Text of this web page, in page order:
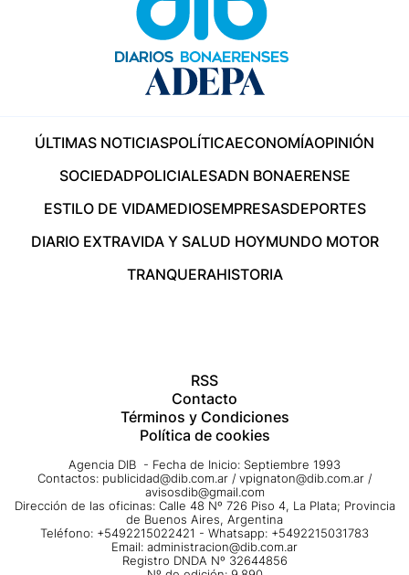
ÚLTIMAS NOTICIASPOLÍTICAECONOMÍAOPINIÓN
SOCIEDADPOLICIALESADN BONAERENSE
ESTILO DE VIDAMEDIOSEMPRESASDEPORTES
DIARIO EXTRAVIDA Y SALUD HOYMUNDO MOTOR
TRANQUERAHISTORIA
RSS
Contacto
Términos y Condiciones
Política de cookies
Agencia DIB - Fecha de Inicio: Septiembre 1993
Contactos: publicidad@dib.com.ar / vpignaton@dib.com.ar /
avisosdib@gmail.com
Dirección de las oficinas: Calle 48 Nº 726 Piso 4, La Plata; Provincia
de Buenos Aires, Argentina
Teléfono: +5492215022421 - Whatsapp: +5492215031783
Email: administracion@dib.com.ar
Registro DNDA Nº 32644856